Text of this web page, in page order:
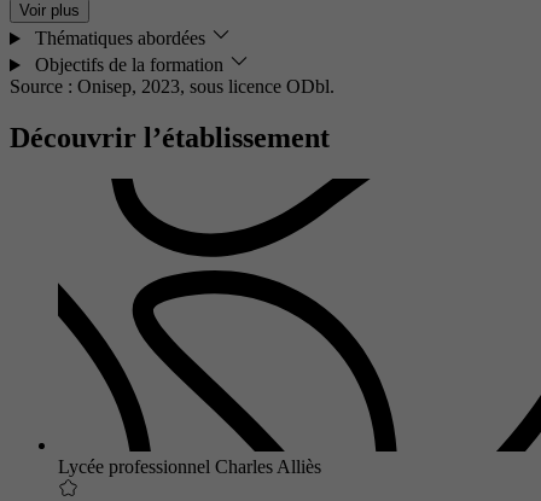
Voir plus
Thématiques abordées
Objectifs de la formation
Source : Onisep, 2023, sous licence ODbl.
Découvrir l’établissement
Lycée professionnel Charles Alliès